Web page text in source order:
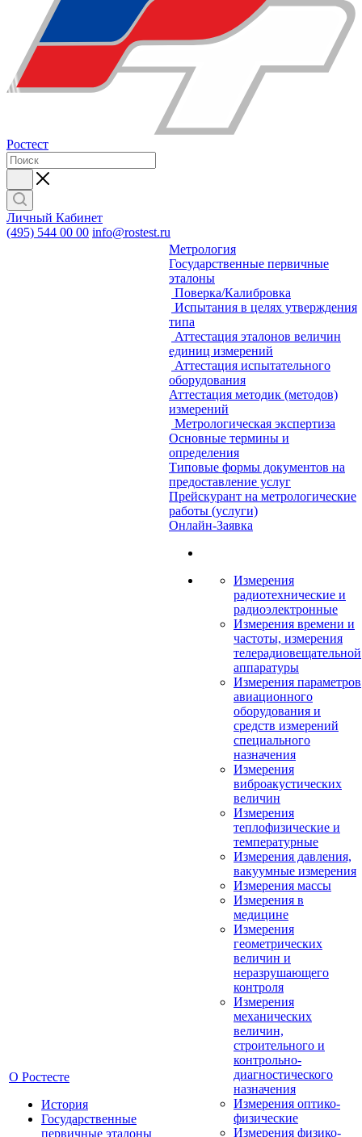
Ростест
Личный Кабинет
(495) 544 00 00 info@rostest.ru
О Ростесте
История
Государственные
первичные эталоны
Метрология
Государственные первичные
эталоны
Поверка/Калибровка
Испытания в целях утверждения
типа
Аттестация эталонов величин
единиц измерений
Аттестация испытательного
оборудования
Аттестация методик (методов)
измерений
Метрологическая экспертиза
Основные термины и
определения
Типовые формы документов на
предоставление услуг
Прейскурант на метрологические
работы (услуги)
Онлайн-Заявка
Измерения
радиотехнические и
радиоэлектронные
Измерения времени и
частоты, измерения
телерадиовещательной
аппаратуры
Измерения параметров
авиационного
оборудования и
средств измерений
специального
назначения
Измерения
виброакустических
величин
Измерения
теплофизические и
температурные
Измерения давления,
вакуумные измерения
Измерения массы
Измерения в
медицине
Измерения
геометрических
величин и
неразрушающего
контроля
Измерения
механических
величин,
строительного и
контрольно-
диагностического
назначения
Измерения оптико-
физические
Измерения физико-